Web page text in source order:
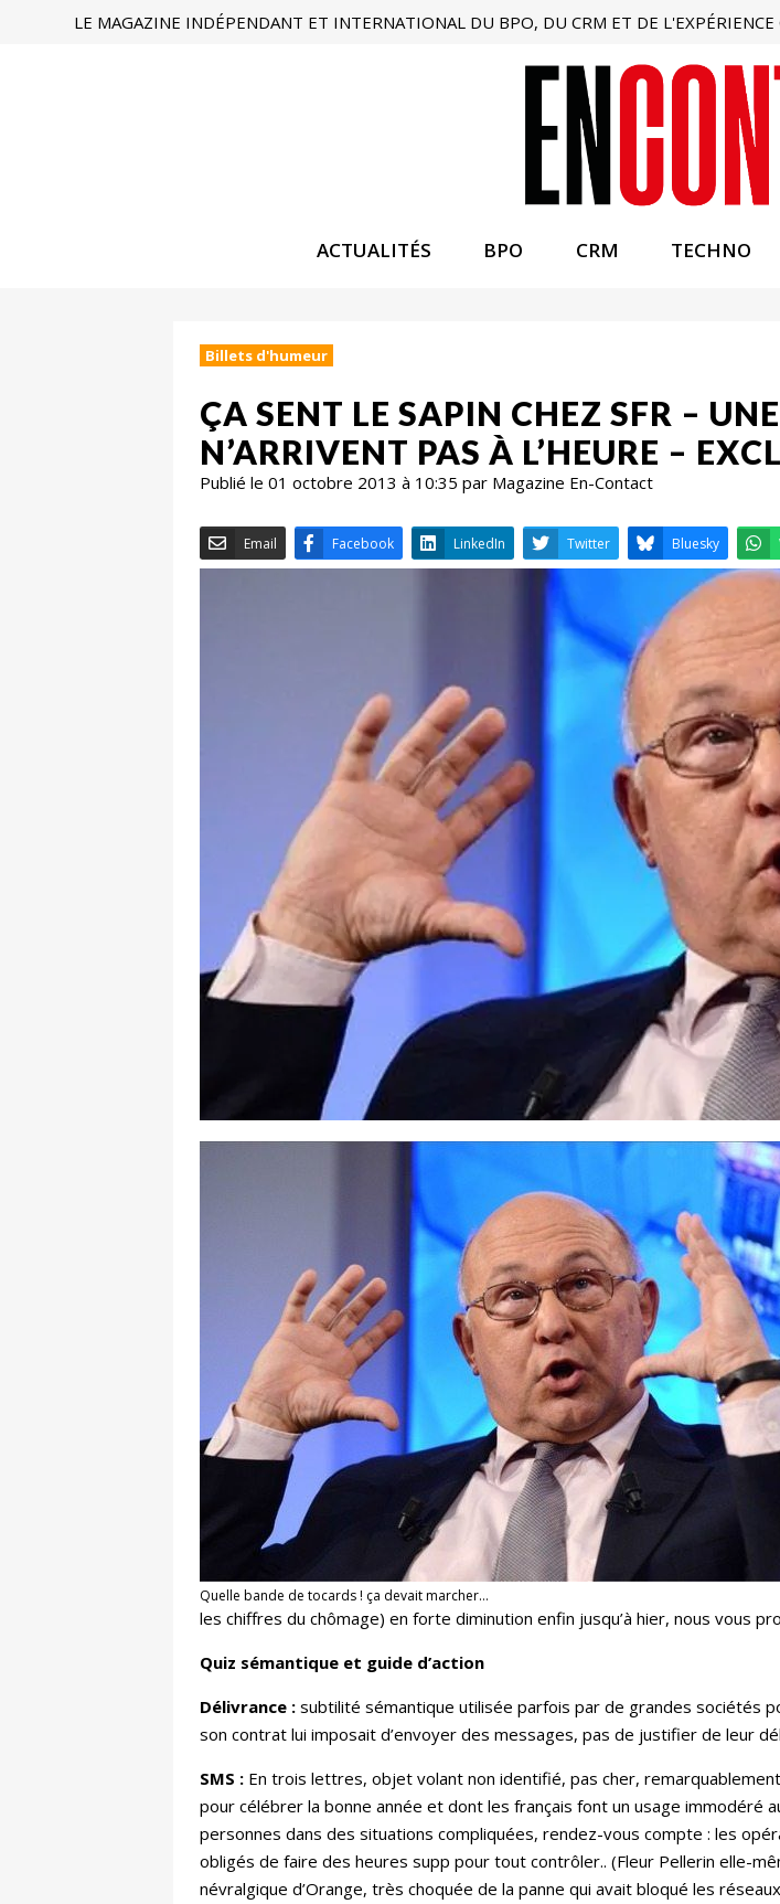
LE MAGAZINE INDÉPENDANT ET INTERNATIONAL DU BPO, DU CRM ET DE L'EXPÉRIENCE
ACTUALITÉS BPO CRM TECHNO
Billets d'humeur
ÇA SENT LE SAPIN CHEZ SFR –
N’ARRIVENT PAS À L’HEURE –
Publié le 01 octobre 2013 à 10:35 par Magazine En-Contact
Facebook LinkedIn Twitter
Quelle bande de tocards ! ça devait marcher…
les chiffres du chômage) en forte diminution enfin jusqu’à hier, nous vous
Quiz sémantique et guide d’action
Délivrance : subtilité sémantique utilisée parfois par de grandes sociétés
son contrat lui imposait d’envoyer des messages, pas de justifier de leur
SMS : En trois lettres, objet volant non identifié, pas cher,
pour célébrer la bonne année et dont les français font un usage immodéré
personnes dans des situations compliquées, rendez-vous compte : les
obligés de faire des heures supp pour tout contrôler.. (Fleur Pellerin elle-
névralgique d’Orange, très choquée de la panne qui avait bloqué les